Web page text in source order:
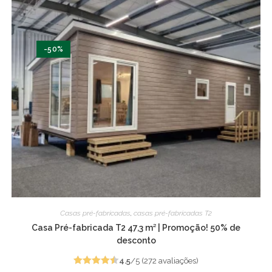
-50%
Casas pré-fabricadas, casas pré-fabricadas T2
Casa Pré-fabricada T2 47,3 m² | Promoção! 50% de
desconto
4.5/5 (272 avaliações)